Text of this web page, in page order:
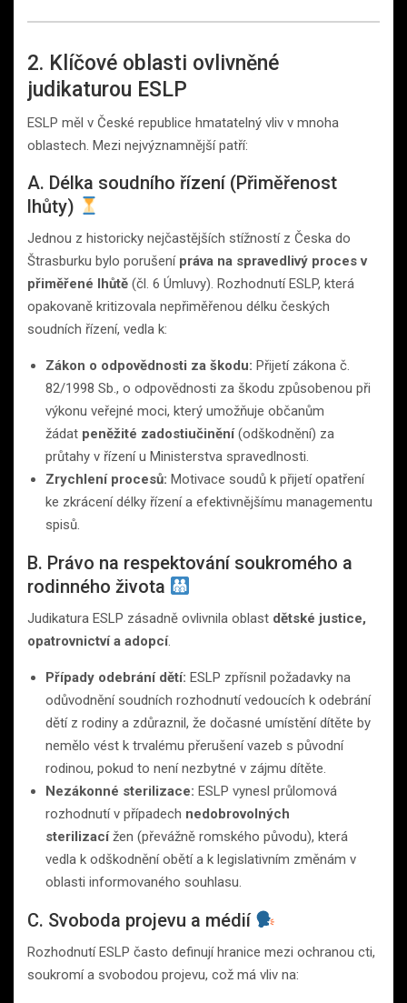
2. Klíčové oblasti ovlivněné
judikaturou ESLP
ESLP měl v České republice hmatatelný vliv v mnoha
oblastech. Mezi nejvýznamnější patří:
A. Délka soudního řízení (Přiměřenost
lhůty)
Jednou z historicky nejčastějších stížností z Česka do
Štrasburku bylo porušení práva na spravedlivý proces v
přiměřené lhůtě (čl. 6 Úmluvy). Rozhodnutí ESLP, která
opakovaně kritizovala nepřiměřenou délku českých
soudních řízení, vedla k:
Zákon o odpovědnosti za škodu: Přijetí zákona č.
82/1998 Sb., o odpovědnosti za škodu způsobenou při
výkonu veřejné moci, který umožňuje občanům
žádat peněžité zadostiučinění(odškodnění) za
průtahy v řízení u Ministerstva spravedlnosti.
Zrychlení procesů: Motivace soudů k přijetí opatření
ke zkrácení délky řízení a efektivnějšímu managementu
spisů.
B. Právo na respektování soukromého a
rodinného života
Judikatura ESLP zásadně ovlivnila oblast dětské justice,
opatrovnictví a adopcí.
Případy odebrání dětí: ESLP zpřísnil požadavky na
odůvodnění soudních rozhodnutí vedoucích k odebrání
dětí z rodiny a zdůraznil, že dočasné umístění dítěte by
nemělo vést k trvalému přerušení vazeb s původní
rodinou, pokud to není nezbytné v zájmu dítěte.
Nezákonné sterilizace: ESLP vynesl průlomová
rozhodnutí v případech nedobrovolných
sterilizacížen (převážně romského původu), která
vedla k odškodnění obětí a k legislativním změnám v
oblasti informovaného souhlasu.
C. Svoboda projevu a médií
Rozhodnutí ESLP často definují hranice mezi ochranou cti,
soukromí a svobodou projevu, což má vliv na: